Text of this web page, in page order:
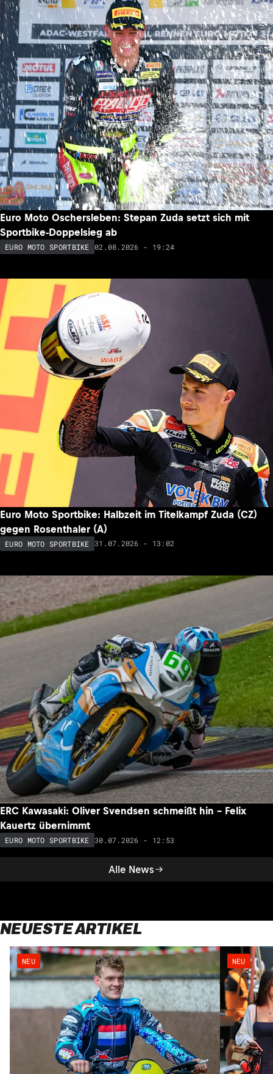
Alle News
Euro Moto Oschersleben: Stepan Zuda setzt sich mit
Sportbike-Doppelsieg ab
EURO MOTO SPORTBIKE 02.08.2026 - 19:24
Euro Moto Sportbike: Halbzeit im Titelkampf Zuda (CZ)
gegen Rosenthaler (A)
EURO MOTO SPORTBIKE 31.07.2026 - 13:02
ERC Kawasaki: Oliver Svendsen schmeißt hin – Felix
Kauertz übernimmt
EURO MOTO SPORTBIKE 30.07.2026 - 12:53
NEUESTE ARTIKEL
NEU NEU